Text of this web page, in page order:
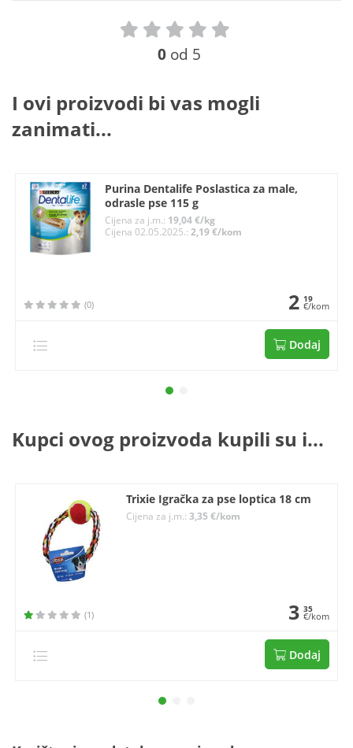
0 od 5
I ovi proizvodi bi vas mogli
zanimati...
Purina Dentalife Poslastica za male,
odrasle pse 115 g
Cijena za j.m.: 19,04 €/kg
Cijena 02.05.2025.:2,19 €/kom
(0) 2 19
€/kom
Dodaj
Kupci ovog proizvoda kupili su i...
Trixie Igračka za pse loptica 18 cm
Cijena za j.m.:3,35 €/kom
(1) 3 35
€/kom
Dodaj